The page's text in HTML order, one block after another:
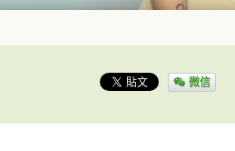
微信